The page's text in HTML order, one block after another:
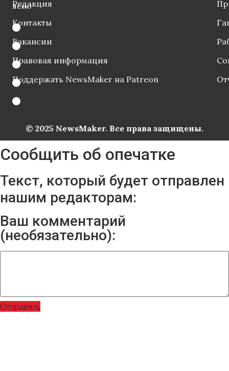
ясно
Редакция
Контакты
Вакансии
Правовая информация
Поддержать NewsMaker на Patreon
© 2025 NewsMaker. Все права защищены.
Сообщить об опечатке
Текст, который будет отправлен
нашим редакторам:
Ваш комментарий
(необязательно):
Отправить